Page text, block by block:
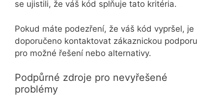
se ujistili, že váš kód splňuje tato kritéria.
Pokud máte podezření, že váš kód vypršel, je
doporučeno kontaktovat zákaznickou podporu
pro možné řešení nebo alternativy.
Podpůrné zdroje pro nevyřešené
problémy